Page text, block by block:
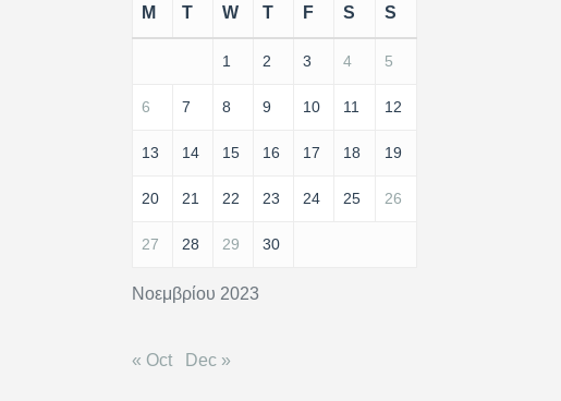
Νοεμβρίου 2023
M T W T F S S
1 2 3 4 5
6 7 8 9 10 11 12
13 14 15 16 17 18 19
20 21 22 23 24 25 26
27 28 29 30
« Oct Dec »